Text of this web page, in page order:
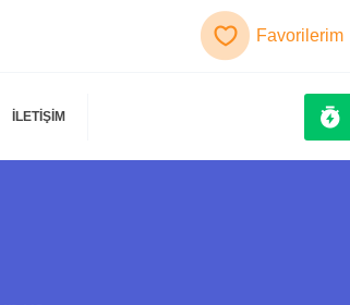
Favorilerim
İLETİŞİM